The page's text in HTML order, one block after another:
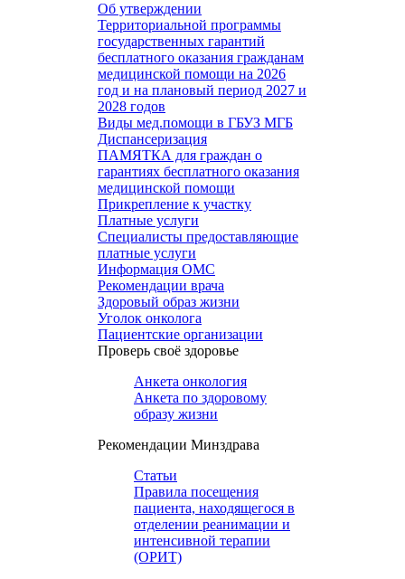
Об утверждении
Территориальной программы
государственных гарантий
бесплатного оказания гражданам
медицинской помощи на 2026
год и на плановый период 2027 и
2028 годов
Виды мед.помощи в ГБУЗ МГБ
Диспансеризация
ПАМЯТКА для граждан о
гарантиях бесплатного оказания
медицинской помощи
Прикрепление к участку
Платные услуги
Специалисты предоставляющие
платные услуги
Информация ОМС
Рекомендации врача
Здоровый образ жизни
Уголок онколога
Пациентские организации
Проверь своё здоровье
Анкета онкология
Анкета по здоровому
образу жизни
Рекомендации Минздрава
Статьи
Правила посещения
пациента, находящегося в
отделении реанимации и
интенсивной терапии
(ОРИТ)